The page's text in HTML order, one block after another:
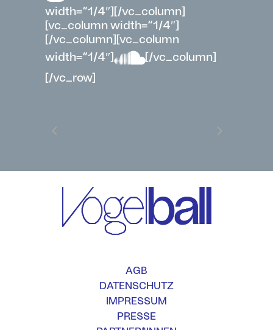
width=“1/4″][/vc_column]
[vc_column width=“1/4″]
[/vc_column][vc_column
width=“1/4″]
[/vc_column]
[/vc_row]
AGB
DATENSCHUTZ
IMPRESSUM
PRESSE